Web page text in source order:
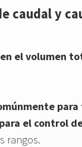
caudal y
el volumen
el control
rangos.